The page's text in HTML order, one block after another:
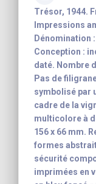
Trésor, 1944.
Impressions
Dénomination
Conception :
daté. Nombre
Pas de
symbolisé par
cadre de la
multicolore à
156 x 66 mm.
formes
sécurité
imprimées en